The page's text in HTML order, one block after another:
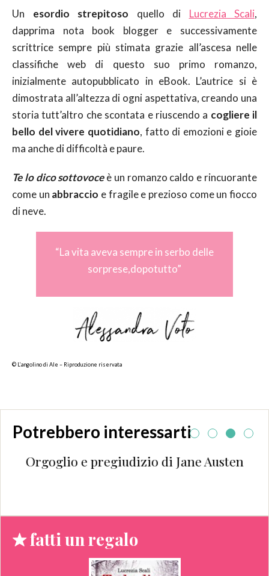
Un esordio strepitoso quello di Lucrezia Scali,
dapprima nota book blogger e successivamente
scrittrice sempre più stimata grazie all’ascesa nelle
classifiche web di questo suo primo romanzo,
inizialmente autopubblicato in eBook. L’autrice si è
dimostrata all’altezza di ogni aspettativa, creando una
storia tutt’altro che scontata e riuscendo a cogliere il
bello del vivere quotidiano, fatto di emozioni e gioie
ma anche di difficoltà e paure.
Te lo dico sottovoceè un romanzo caldo e rincuorante
come un abbraccio e fragile e prezioso come un fiocco
di neve.
“La vita aveva sempre in serbo delle
sorprese,dopotutto”
© L’angolino di Ale – Riproduzione riservata
Potrebbero interessarti
Orgoglio e pregiudizio di Jane Austen
fatti un regalo